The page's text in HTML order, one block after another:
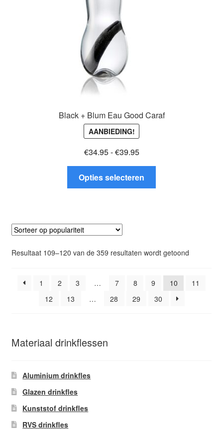
Black + Blum Eau Good Caraf
AANBIEDING!
€34.95-€39.95Prijsklasse:
€34.95
tot
€39.95
Opties selecteren
kan
worden
op
Resultaat 109–120 van de 359 resultaten wordt getoond
1
2 3 … 7 8 9 10
11
12
13 … 28 29 30
Materiaal drinkflessen
Aluminium drinkfles
Glazen drinkfles
Kunststof drinkfles
RVS drinkfles